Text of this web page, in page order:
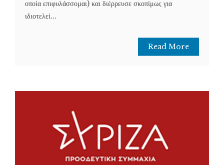
οποία επιφυλάσσομαι) και διέρρευσε σκοπίμως για
ιδιοτελεί...
Read More